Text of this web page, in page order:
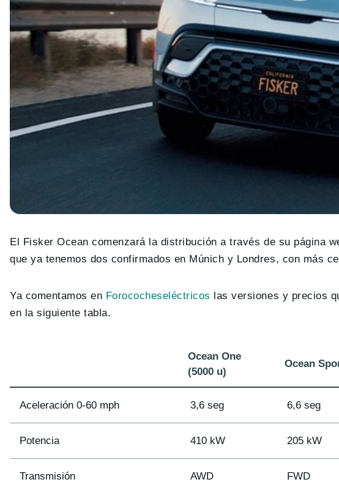
El Fisker Ocean comenzará la distribución a través de su página
que ya tenemos dos confirmados en Múnich y Londres, con más
Ya comentamos en Forococheseléctricos las versiones y precios
en la siguiente tabla.
Ocean One
(5000 u)
Ocean
Aceleración 0-60 mph 3,6 seg 6,6 seg
Potencia 410 kW 205 kW
Transmisión AWD FWD